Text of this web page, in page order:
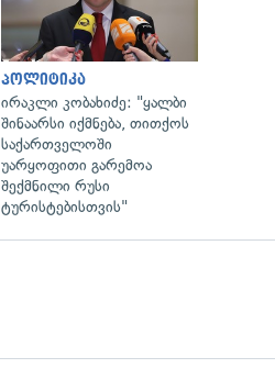
პოლიტიკა
ირაკლი კობახიძე: "ყალბი
შინაარსი იქმნება, თითქოს
საქართველოში
უარყოფითი გარემოა
შექმნილი რუსი
ტურისტებისთვის"